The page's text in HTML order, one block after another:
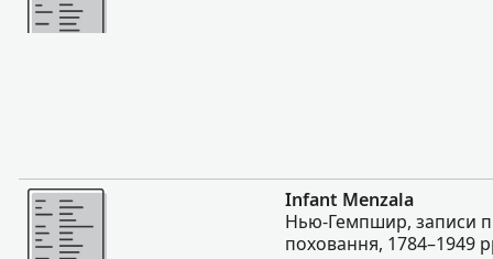
Більше
Infant Menzala
Нью-Гемпшир, записи
поховання, 1784–1949